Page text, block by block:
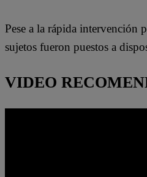
Pese a la rápida intervención
sujetos fueron puestos a
VIDEO